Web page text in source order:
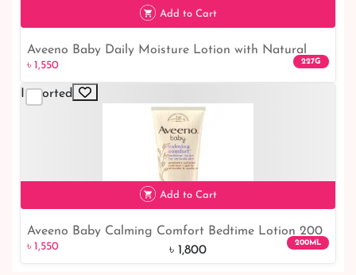
৳ 1,550
Add to Cart
Aveeno Baby Daily Moisture Lotion with Natural
Oatmeal 227g
৳ 1,550 227G
Imported
৳ 1,55014% off
Add to Cart
Aveeno Baby Calming Comfort Bedtime Lotion 200
ml
৳ 1,550 ৳ 1,800
200ML